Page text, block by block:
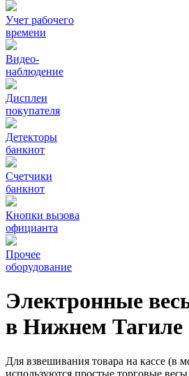
Учет рабочего
времени
Видео‑
наблюдение
Дисплеи
покупателя
Детекторы
банкнот
Счетчики
банкнот
Кнопки вызова
официанта
Прочее
оборудование
Электронные
в Нижнем Тагиле
Для взвешивания товара на кассе (в
используются простые торговые